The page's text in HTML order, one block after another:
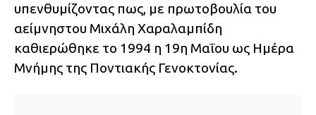
υπενθυμίζοντας πως, με πρωτοβουλία του
αείμνηστου Μιχάλη Χαραλαμπίδη
καθιερώθηκε το 1994 η 19η Μαΐου ως Ημέρα
Μνήμης της Ποντιακής Γενοκτονίας.